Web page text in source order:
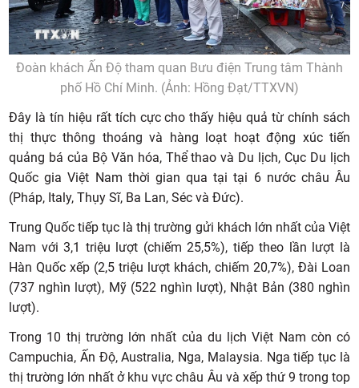
Đoàn khách Ấn Độ tham quan Bưu điện Trung tâm Thành
phố Hồ Chí Minh. (Ảnh: Hồng Đạt/TTXVN)
Đây là tín hiệu rất tích cực cho thấy hiệu quả từ chính sách
thị thực thông thoáng và hàng loạt hoạt động xúc tiến
quảng bá của Bộ Văn hóa, Thể thao và Du lịch, Cục Du lịch
Quốc gia Việt Nam thời gian qua tại tại 6 nước châu Âu
(Pháp, Italy, Thụy Sĩ, Ba Lan, Séc và Đức).
Trung Quốc tiếp tục là thị trường gửi khách lớn nhất của Việt
Nam với 3,1 triệu lượt (chiếm 25,5%), tiếp theo lần lượt là
Hàn Quốc xếp (2,5 triệu lượt khách, chiếm 20,7%), Đài Loan
(737 nghìn lượt), Mỹ (522 nghìn lượt), Nhật Bản (380 nghìn
lượt).
Trong 10 thị trường lớn nhất của du lịch Việt Nam còn có
Campuchia, Ấn Độ, Australia, Nga, Malaysia. Nga tiếp tục là
thị trường lớn nhất ở khu vực châu Âu và xếp thứ 9 trong top